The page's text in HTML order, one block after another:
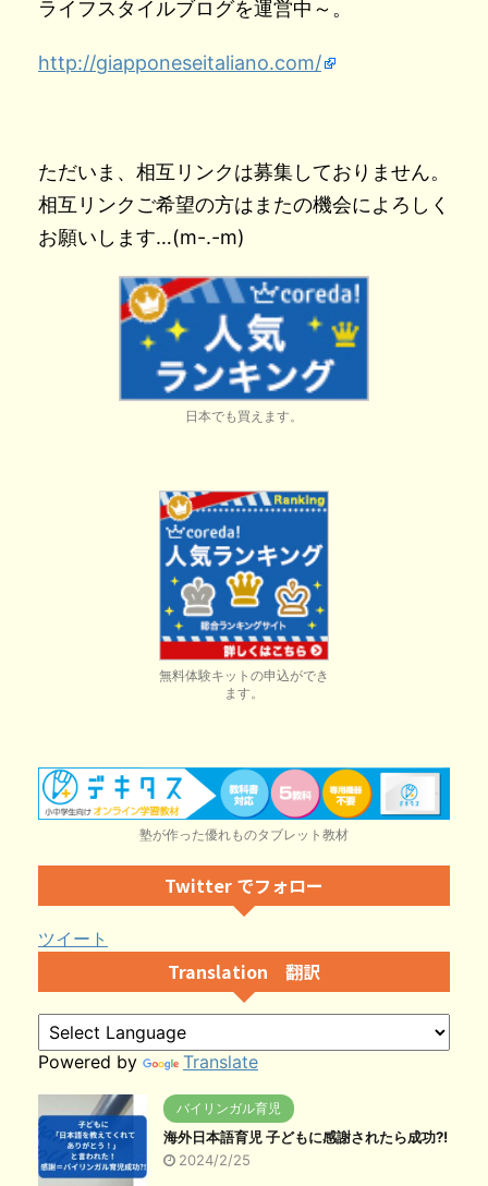
ライフスタイルブログを運営中～。
http://giapponeseitaliano.com/
ただいま、相互リンクは募集しておりません。
相互リンクご希望の方はまたの機会によろしく
お願いします…(m-.-m)
日本でも買えます。
無料体験キットの申込ができ
ます。
塾が作った優れものタブレット教材
Twitter でフォロー
ツイート
Translation 翻訳
Powered by Translate
バイリンガル育児
海外日本語育児 子どもに感謝されたら成功?!
2024/2/25